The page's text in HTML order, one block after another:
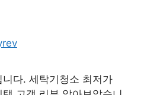
다. 세탁기청소 최저가